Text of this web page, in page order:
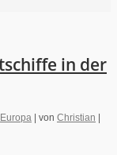
in der
Europa von Christian